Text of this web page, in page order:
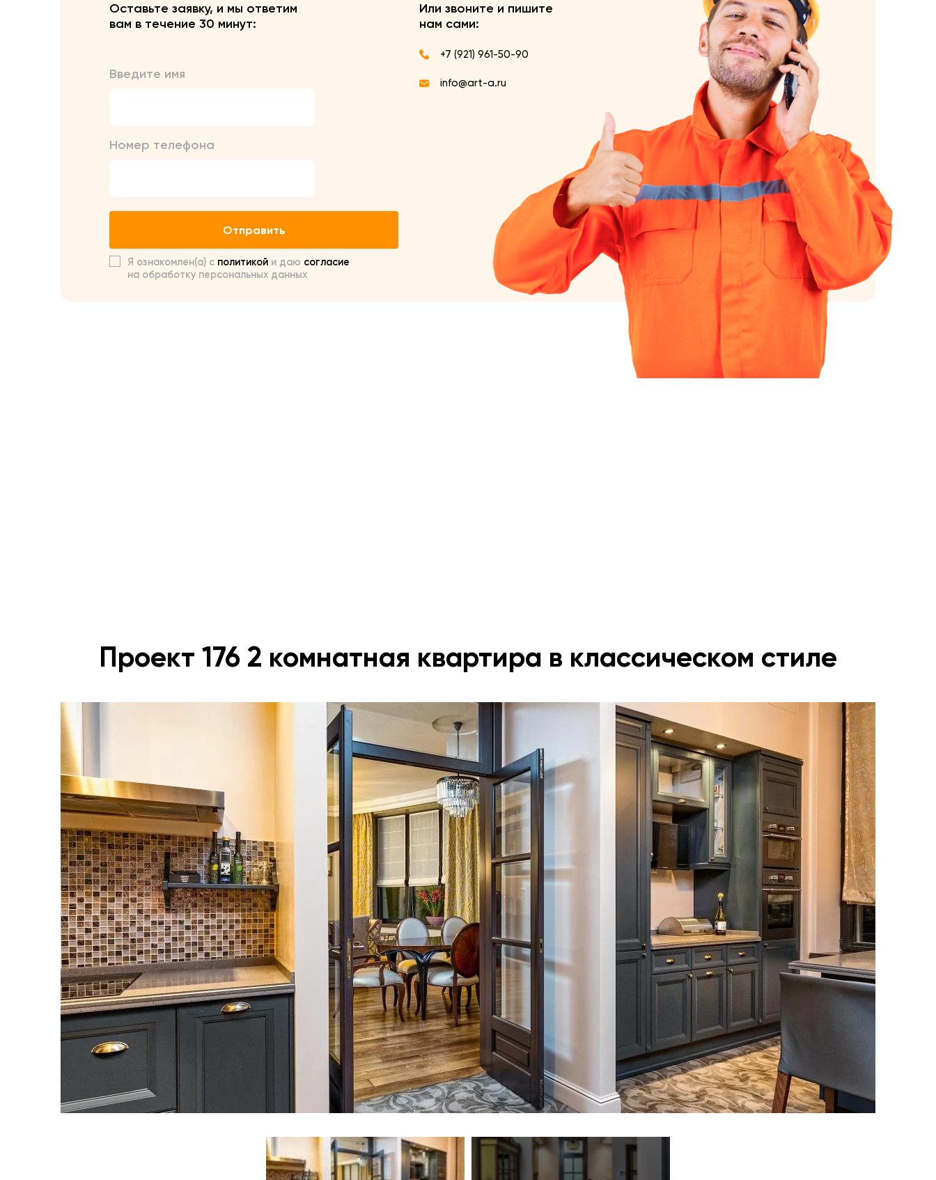
Оставьте заявку, и мы ответим
вам в течение 30 минут:
Введите имя
Номер телефона
Отправить
Я ознакомлен(а) с политикой и даю согласие
на обработку персональных данных
Или звоните и пишите
нам сами:
+7 (921) 961-50-90
info@art-a.ru
Проект 176 2 комнатная квартира в классическом стиле